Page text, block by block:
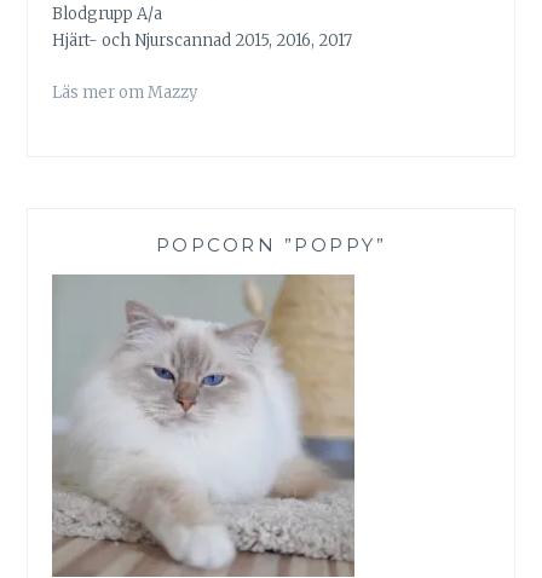
Blodgrupp A/a
Hjärt- och Njurscannad 2015, 2016, 2017
Läs mer om Mazzy
POPCORN ”POPPY”